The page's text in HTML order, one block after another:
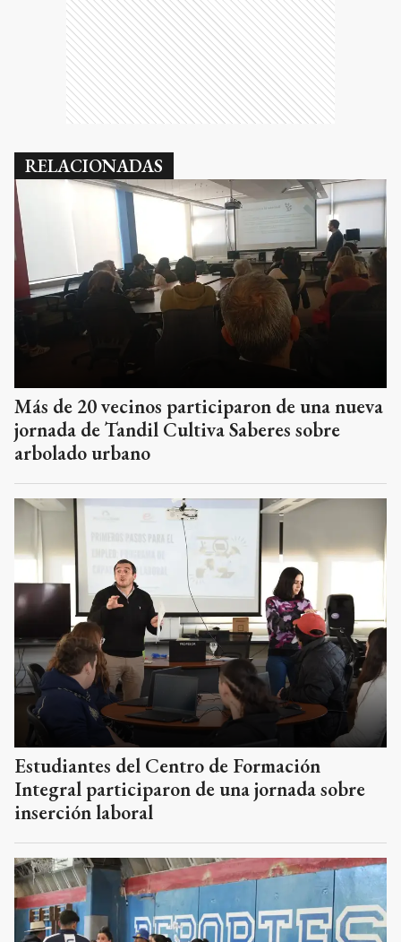
RELACIONADAS
Más de 20 vecinos participaron de una nueva
jornada de Tandil Cultiva Saberes sobre
arbolado urbano
Estudiantes del Centro de Formación
Integral participaron de una jornada sobre
inserción laboral